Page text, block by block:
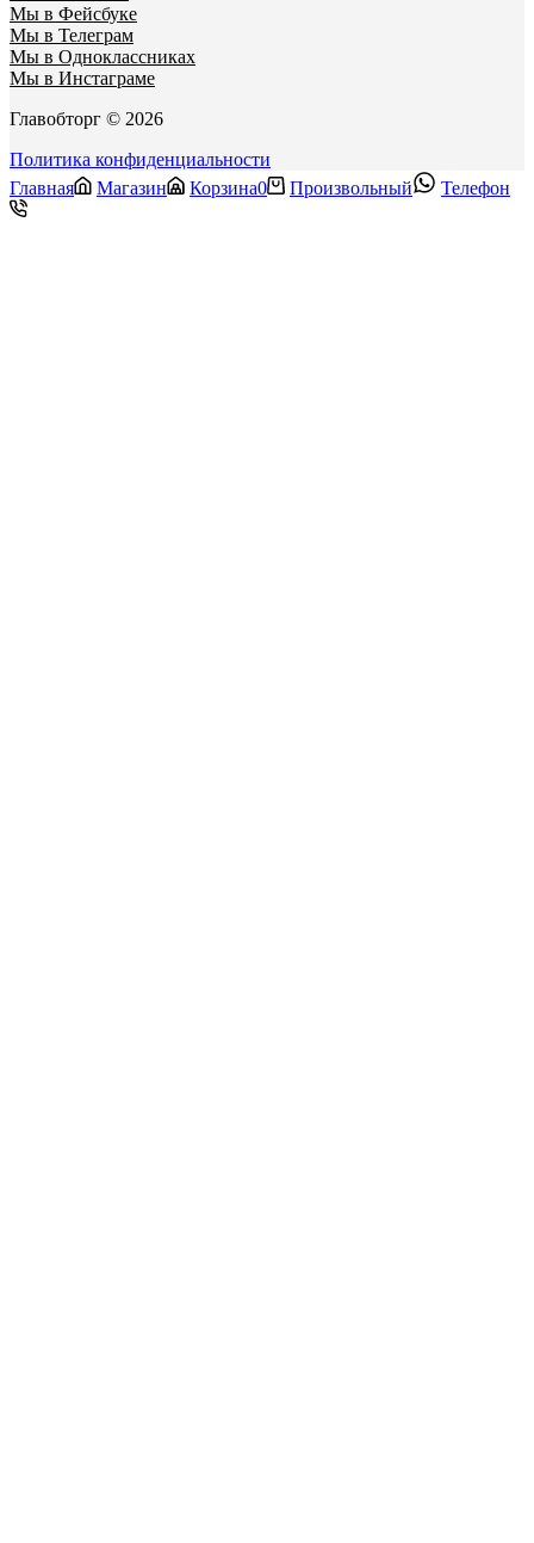
Мы в Фейсбуке
Мы в Телеграм
Мы в Одноклассниках
Мы в Инстаграме
Главобторг © 2026
Политика конфиденциальности
Главная
Магазин Корзина0 Произвольный Телефон